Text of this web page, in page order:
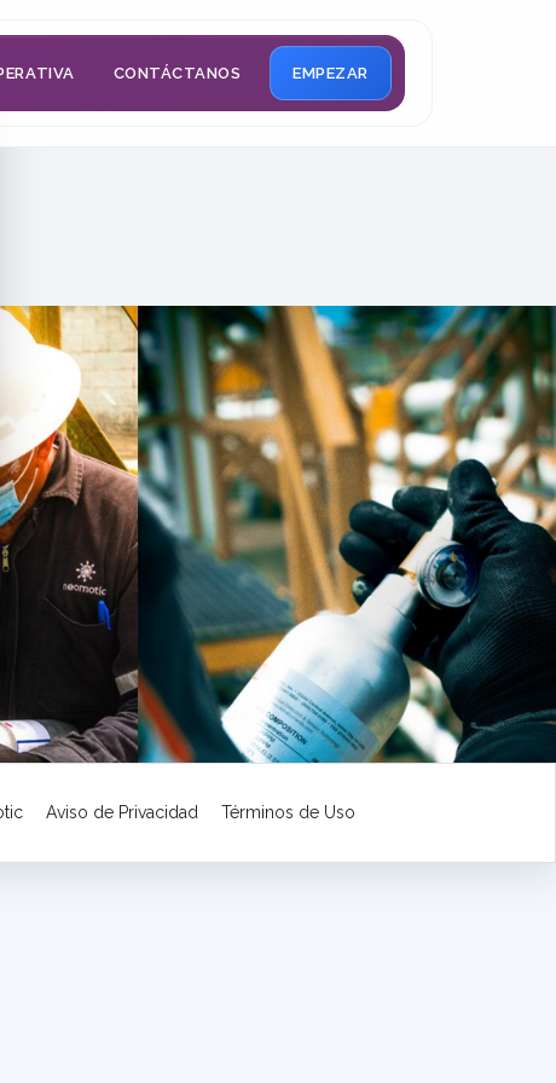
CONTÁCTANOS EMPEZAR
Aviso de Privacidad Términos de Uso